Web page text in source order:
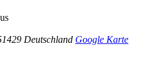
Deutschland Google Karte